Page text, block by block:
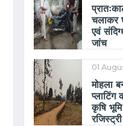
चलाकर
एवं
जांच
01
मोहला
प्लाटिंग
कृषि
रजिस्ट्री